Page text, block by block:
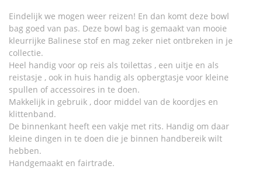
Eindelijk we mogen weer reizen! En dan komt deze bowl
bag goed van pas. Deze bowl bag is gemaakt van mooie
kleurrijke Balinese stof en mag zeker niet ontbreken in je
collectie.
Heel handig voor op reis als toilettas , een uitje en als
reistasje , ook in huis handig als opbergtasje voor kleine
spullen of accessoires in te doen.
Makkelijk in gebruik , door middel van de koordjes en
klittenband.
De binnenkant heeft een vakje met rits. Handig om daar
kleine dingen in te doen die je binnen handbereik wilt
hebben.
Handgemaakt en fairtrade.